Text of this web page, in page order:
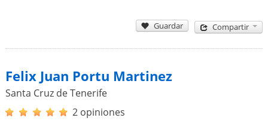
Guardar Compartir
Felix Juan Portu Martinez
Santa Cruz de Tenerife
2 opiniones